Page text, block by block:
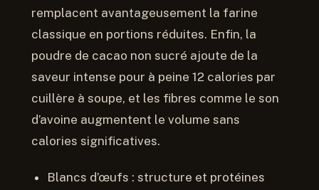
remplacent avantageusement la farine
classique en portions réduites. Enfin, la
poudre de cacao non sucré ajoute de la
saveur intense pour à peine 12 calories par
cuillère à soupe, et les fibres comme le son
d’avoine augmentent le volume sans
calories significatives.
Blancs d’œufs : structure et protéines